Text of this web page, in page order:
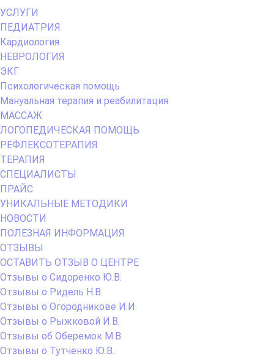
Primary
Menu
УСЛУГИ
ПЕДИАТРИЯ
Кардиология
НЕВРОЛОГИЯ
ЭКГ
Психологическая помощь
Мануальная терапия и реабилитация
МАССАЖ
ЛОГОПЕДИЧЕСКАЯ ПОМОЩЬ
РЕФЛЕКСОТЕРАПИЯ
ТЕРАПИЯ
СПЕЦИАЛИСТЫ
ПРАЙС
УНИКАЛЬНЫЕ МЕТОДИКИ
НОВОСТИ
ПОЛЕЗНАЯ ИНФОРМАЦИЯ
ОТЗЫВЫ
ОСТАВИТЬ ОТЗЫВ О ЦЕНТРЕ
Отзывы о Сидоренко Ю.В.
Отзывы о Ридель Н.В.
Отзывы о Огородникове И.И.
Отзывы о Рыжковой И.В.
Отзывы об Оберемок М.В.
Отзывы о Тутченко Ю.В.